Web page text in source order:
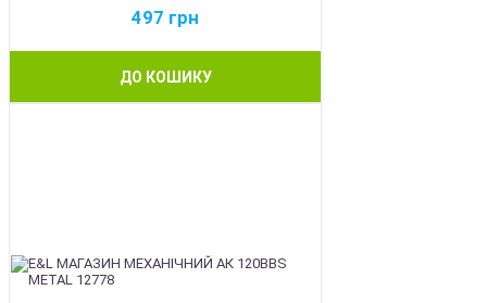
497 грн
ДО КОШИКУ